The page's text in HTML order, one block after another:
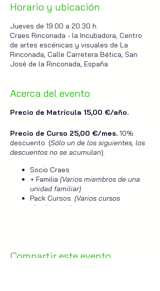
Horario y ubicación
Jueves de 19.00 a 20.30 h.
Craes Rinconada - la Incubadora, Centro
de artes escénicas y visuales de La
Rinconada, Calle Carretera Bética, San
José de la Rinconada, España
Acerca del evento
Precio de Matrícula 15,00 €/año.
Precio de Curso 25,00 €/mes. 10%
descuento. (Sólo un de los siguientes, los
descuentos no se acumulan).
Socio Craes
+ Familia (Varios miembros de una
unidad familiar)
Pack Cursos. (Varios cursos
simultaneos).
Duración del Curso.
Compartir este evento